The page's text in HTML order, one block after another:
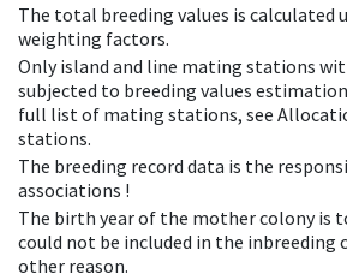
The total breeding values is calculated
weighting factors.
Only island and line mating stations
subjected to breeding values estimation
full list of mating stations, see
stations.
The breeding record data is the
associations !
The birth year of the mother colony is
could not be included in the inbreeding
other reason.